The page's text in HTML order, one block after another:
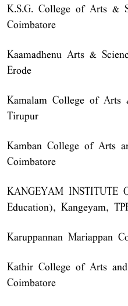
K.S.G. College of Arts &
Coimbatore
Kaamadhenu Arts &
Erode
Kamalam College of Arts
Tirupur
Kamban College of Arts
Coimbatore
KANGEYAM INSTITUTE
Education), Kangeyam,
Karuppannan Mariappan
Kathir College of Arts
Coimbatore